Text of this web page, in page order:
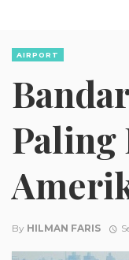
AIRPORT
Paling
By HILMAN FARIS